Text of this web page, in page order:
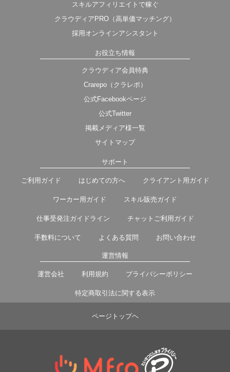
スキルアフィリエイトで稼ぐ
クラウディアPRO（高単価マッチング）
採用オンラインアシスタント
お役立ち情報
クラウディア会員特典
Crarepo（クラレポ）
公式Facebookページ
公式Twitter
掲載メディア様一覧
サイトマップ
サポート
ご利用ガイド はじめての方へ クライアント用ガイド
ワーカー用ガイド スキル販売ガイド
仕事受発注ガイドライン チャットご利用ガイド
手数料について よくある質問 お問い合わせ
運営情報
運営会社 利用規約 プライバシーポリシー
特定商取引法に関する表示
ページトップヘ